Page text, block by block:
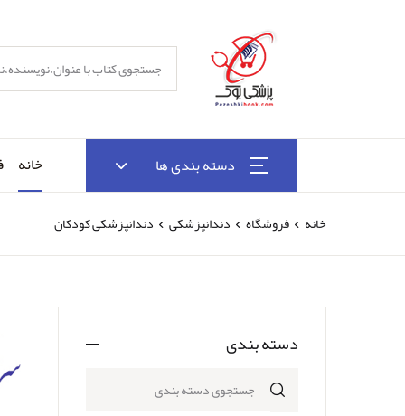
دسته بندی ها خانه
خانه فروشگاه دندانپزشکی دندانپزشکی کودکان
دسته بندی
جستجوی دسته بندی